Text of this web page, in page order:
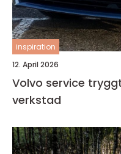
inspiration
12. April 2026
Volvo service tryggt bilägande med rätt
verkstad